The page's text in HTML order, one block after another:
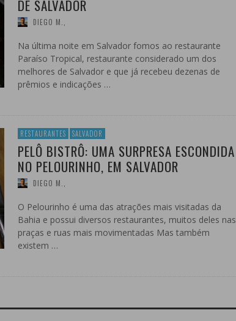
DE SALVADOR
DIEGO M.
Na última noite em Salvador fomos ao restaurante
Paraíso Tropical, restaurante considerado um dos
melhores de Salvador e que já recebeu dezenas de
prêmios e indicações …
RESTAURANTES SALVADOR
PELÔ BISTRÔ: UMA SURPRESA ESCONDIDA
NO PELOURINHO, EM SALVADOR
DIEGO M.
O Pelourinho é uma das atrações mais visitadas da
Bahia e possui diversos restaurantes, muitos deles nas
praças e ruas mais movimentadas Mas também
existem …